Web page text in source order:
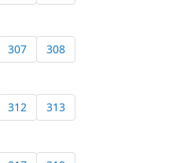
307 308
312 313